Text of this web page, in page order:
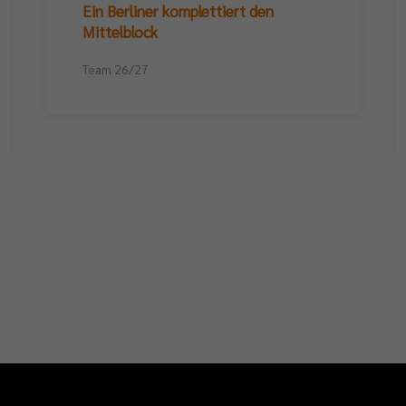
Ein Berliner komplettiert den
Mittelblock
Team 26/27